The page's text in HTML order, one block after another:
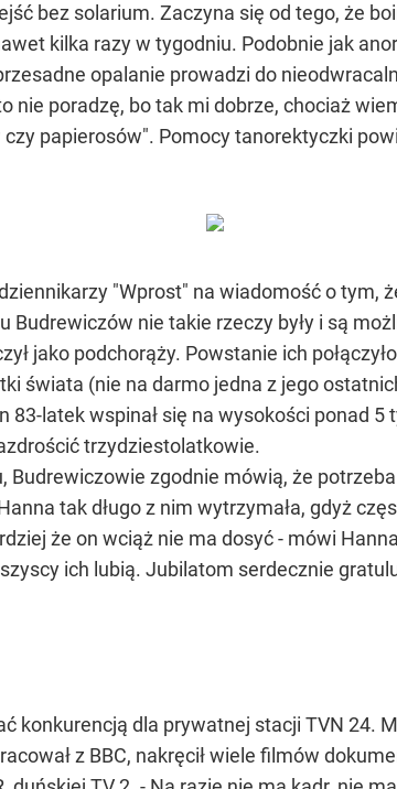
bez solarium. Zaczyna się od tego, że
kilka razy w tygodniu. Podobnie jak
opalanie prowadzi do
nie poradzę, bo tak mi dobrze, chociaż
papierosów". Pomocy tanorektyczki
"Wprost" na wiadomość o tym,
Budrewiczów nie takie rzeczy były i są
jako podchorąży. Powstanie ich
świata (nie na darmo jedna z jego
latek wspinał się na wysokości ponad 5
trzydziestolatkowie.
Budrewiczowie zgodnie mówią, że
tak długo z nim wytrzymała, gdyż
że on wciąż nie ma dosyć - mówi
ich lubią. Jubilatom serdecznie
konkurencją dla prywatnej stacji TVN 24.
z BBC, nakręcił wiele filmów